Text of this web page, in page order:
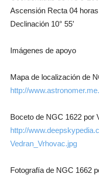
Ascensión Recta 04
Declinación 10° 55’
Imágenes de apoyo
Mapa de localización de
http://
Boceto de NGC 1622 por
http://
Vedran_Vrhovac.jpg
Fotografía de NGC 1662